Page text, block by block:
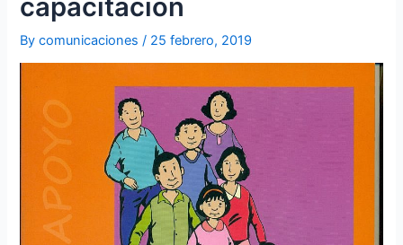
capacitación
Bycomunicaciones/ 25 febrero, 2019